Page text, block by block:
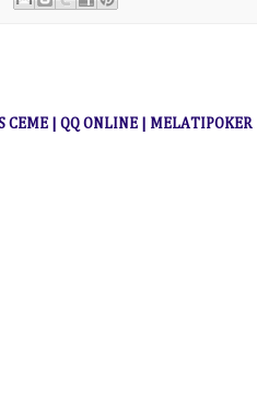
CEME | QQ ONLINE | MELATIPOKER